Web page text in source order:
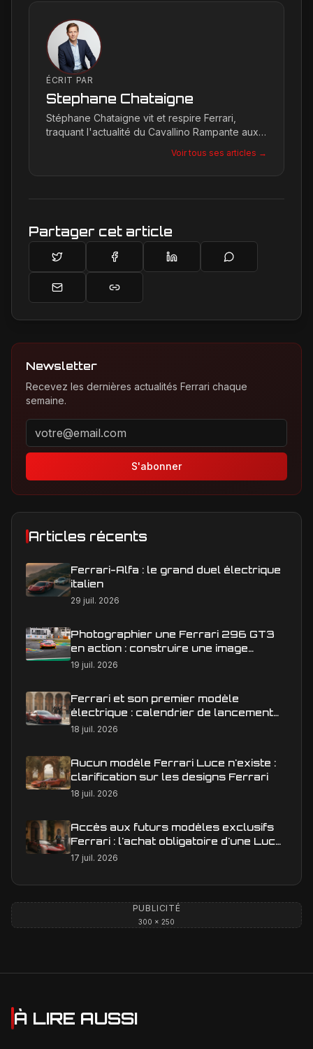
ÉCRIT PAR
Stephane Chataigne
Stéphane Chataigne vit et respire Ferrari,
traquant l'actualité du Cavallino Rampante aux
permet de décrypter les tendances et les
secrets de la marque, offrant une plongée
passionnés.
Voir tous ses articles →
Partager cet article
Newsletter
Recevez les dernières actualités Ferrari chaque
semaine.
Adresse email pour la newsletter
S'abonner
Articles récents
Ferrari-Alfa : le grand duel électrique
italien
29 juil. 2026
Photographier une Ferrari 296 GT3
en action : construire une image
éditoriale qui raconte la course
19 juil. 2026
Ferrari et son premier modèle
électrique : calendrier de lancement
en Europe
18 juil. 2026
Aucun modèle Ferrari Luce n'existe :
clarification sur les designs Ferrari
18 juil. 2026
Accès aux futurs modèles exclusifs
Ferrari : l'achat obligatoire d'une Luce
est-il une réalité ?
17 juil. 2026
PUBLICITÉ
300 × 250
À LIRE AUSSI